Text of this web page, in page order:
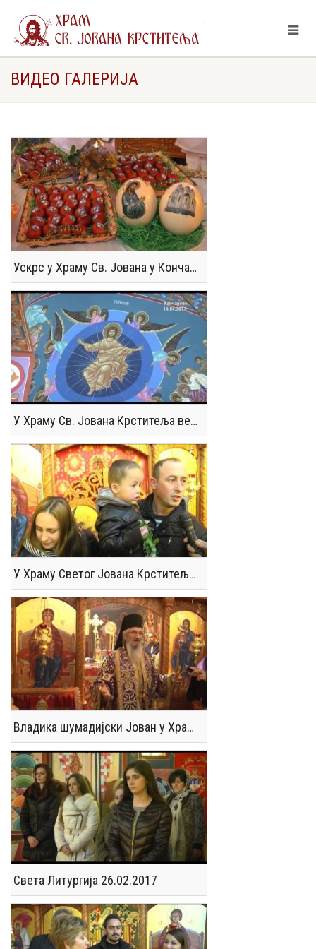
Храм Св. Јована Крститеља Кончарево
ВИДЕО ГАЛЕРИЈА
Ускрс у Храму Св. Јована у Кончареву 16 04 2017
У Храму Св. Јована Крститеља вечерњом службом целивањем плаштанице обележен је Велики петак
У Храму Светог Јована Крститеља у Кончареву код Јагодине обележена Лазарева субота, односно Врбица
Владика шумадијски Јован у Храму СВ. Јована Крститеља служио Литургију 17.03.2017
Света Литургија 26.02.2017